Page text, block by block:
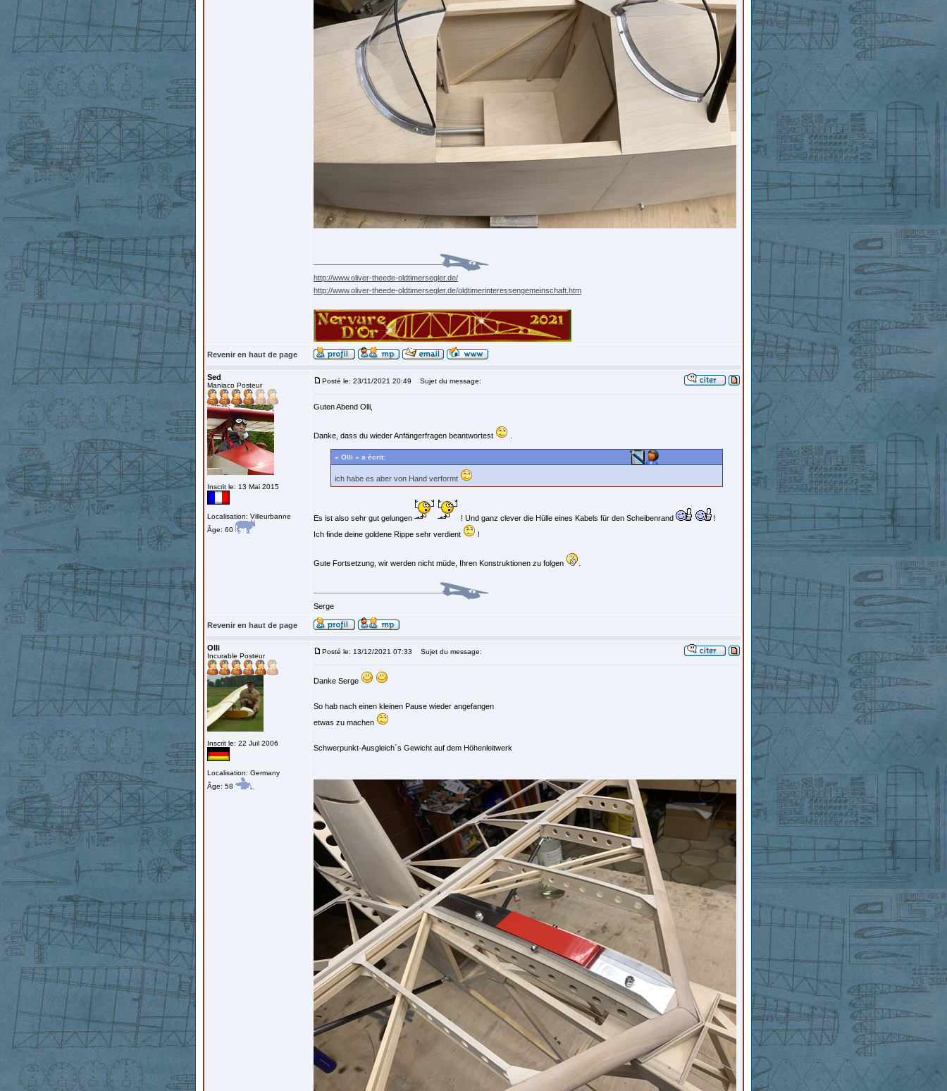
http://www.oliver-theede-oldtimersegler.de/
http://www.oliver-theede-oldtimersegler.de/oldtimerinteressengemeinschaft.htm
Revenir en haut de page
Sed
Maniaco Posteur
Inscrit le: 13 Mai 2015
Localisation: Villeurbanne
Âge: 60
Posté le: 23/11/2021 20:49 Sujet du message:
Guten Abend Olli,
Danke, dass du wieder Anfängerfragen beantwortest
« Olli » a écrit:
ich habe es aber von Hand verformt
Es ist also sehr gut gelungen ! Und ganz clever die Hülle eines Kabels für den Scheibenrand
!
Ich finde deine goldene Rippe sehr verdient
!
Gute Fortsetzung, wir werden nicht müde, Ihren Konstruktionen zu folgen
Serge
Revenir en haut de page
Olli
Incurable Posteur
Inscrit le: 22 Juil 2006
Localisation: Germany
Âge: 58
Posté le: 13/12/2021 07:33 Sujet du message:
Danke Serge
So hab nach einen kleinen Pause wieder angefangen
etwas zu machen
Schwerpunkt-Ausgleich`s Gewicht auf dem Höhenleitwerk